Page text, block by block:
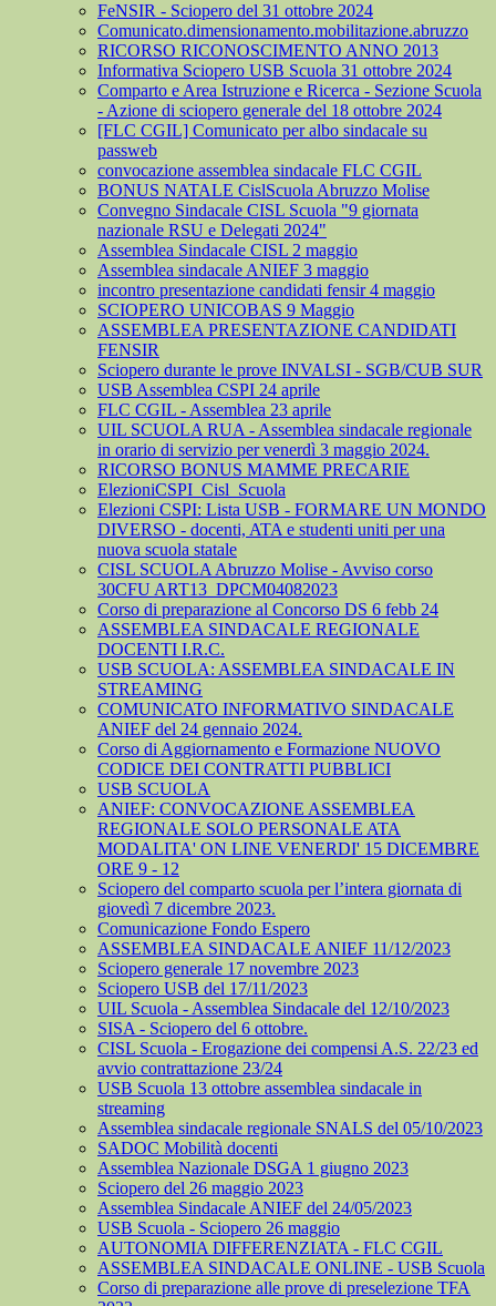
FeNSIR - Sciopero del 31 ottobre 2024
Comunicato.dimensionamento.mobilitazione.abruzzo
RICORSO RICONOSCIMENTO ANNO 2013
Informativa Sciopero USB Scuola 31 ottobre 2024
Comparto e Area Istruzione e Ricerca - Sezione Scuola
- Azione di sciopero generale del 18 ottobre 2024
[FLC CGIL] Comunicato per albo sindacale su
passweb
convocazione assemblea sindacale FLC CGIL
BONUS NATALE CislScuola Abruzzo Molise
Convegno Sindacale CISL Scuola "9 giornata
nazionale RSU e Delegati 2024"
Assemblea Sindacale CISL 2 maggio
Assemblea sindacale ANIEF 3 maggio
incontro presentazione candidati fensir 4 maggio
SCIOPERO UNICOBAS 9 Maggio
ASSEMBLEA PRESENTAZIONE CANDIDATI
FENSIR
Sciopero durante le prove INVALSI - SGB/CUB SUR
USB Assemblea CSPI 24 aprile
FLC CGIL - Assemblea 23 aprile
UIL SCUOLA RUA - Assemblea sindacale regionale
in orario di servizio per venerdì 3 maggio 2024.
RICORSO BONUS MAMME PRECARIE
ElezioniCSPI_Cisl_Scuola
Elezioni CSPI: Lista USB - FORMARE UN MONDO
DIVERSO - docenti, ATA e studenti uniti per una
nuova scuola statale
CISL SCUOLA Abruzzo Molise - Avviso corso
30CFU ART13_DPCM04082023
Corso di preparazione al Concorso DS 6 febb 24
ASSEMBLEA SINDACALE REGIONALE
DOCENTI I.R.C.
USB SCUOLA: ASSEMBLEA SINDACALE IN
STREAMING
COMUNICATO INFORMATIVO SINDACALE
ANIEF del 24 gennaio 2024.
Corso di Aggiornamento e Formazione NUOVO
CODICE DEI CONTRATTI PUBBLICI
USB SCUOLA
ANIEF: CONVOCAZIONE ASSEMBLEA
REGIONALE SOLO PERSONALE ATA
MODALITA' ON LINE VENERDI' 15 DICEMBRE
ORE 9 - 12
Sciopero del comparto scuola per l’intera giornata di
giovedì 7 dicembre 2023.
Comunicazione Fondo Espero
ASSEMBLEA SINDACALE ANIEF 11/12/2023
Sciopero generale 17 novembre 2023
Sciopero USB del 17/11/2023
UIL Scuola - Assemblea Sindacale del 12/10/2023
SISA - Sciopero del 6 ottobre.
CISL Scuola - Erogazione dei compensi A.S. 22/23 ed
avvio contrattazione 23/24
USB Scuola 13 ottobre assemblea sindacale in
streaming
Assemblea sindacale regionale SNALS del 05/10/2023
SADOC Mobilità docenti
Assemblea Nazionale DSGA 1 giugno 2023
Sciopero del 26 maggio 2023
Assemblea Sindacale ANIEF del 24/05/2023
USB Scuola - Sciopero 26 maggio
AUTONOMIA DIFFERENZIATA - FLC CGIL
ASSEMBLEA SINDACALE ONLINE - USB Scuola
Corso di preparazione alle prove di preselezione TFA